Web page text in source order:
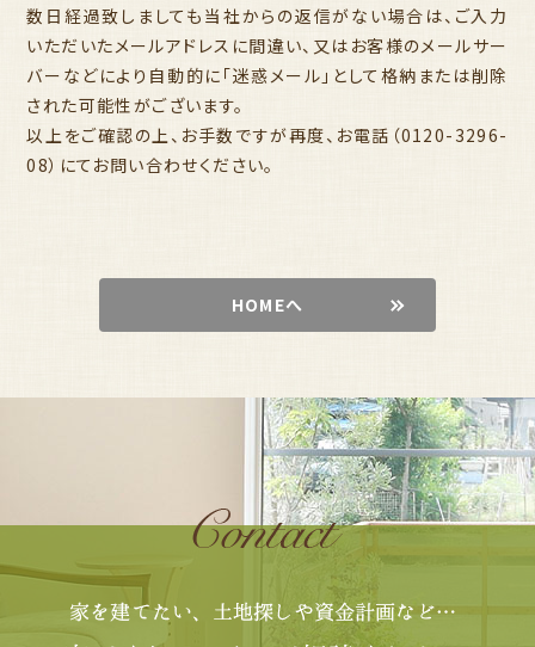
数日経過致しましても当社からの返信がない場合は、ご入力
いただいたメールアドレスに間違い、又はお客様のメールサー
バーなどにより自動的に「迷惑メール」として格納または削除
された可能性がございます。
以上をご確認の上、お手数ですが再度、お電話（0120-3296-
08）にてお問い合わせください。
HOMEへ